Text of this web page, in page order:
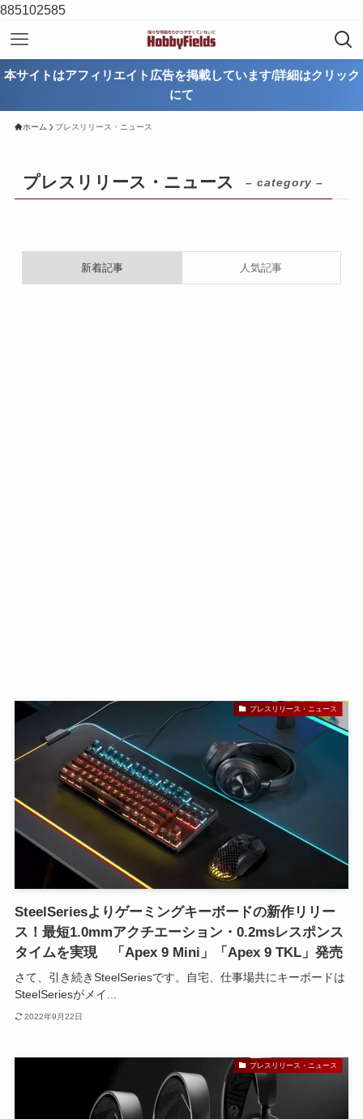
885102585
本サイトはアフィリエイト広告を掲載しています/詳細はクリック
にて
ホーム プレスリリース・ニュース
プレスリリース・ニュース – category –
新着記事 人気記事
プレスリリース・ニュース
SteelSeriesよりゲーミングキーボードの新作リリー
ス！最短1.0mmアクチエーション・0.2msレスポンス
タイムを実現 「Apex 9 Mini」「Apex 9 TKL」発売
さて、引き続きSteelSeriesです。自宅、仕事場共にキーボードは
SteelSeriesがメイ...
2022年9月22日
プレスリリース・ニュース